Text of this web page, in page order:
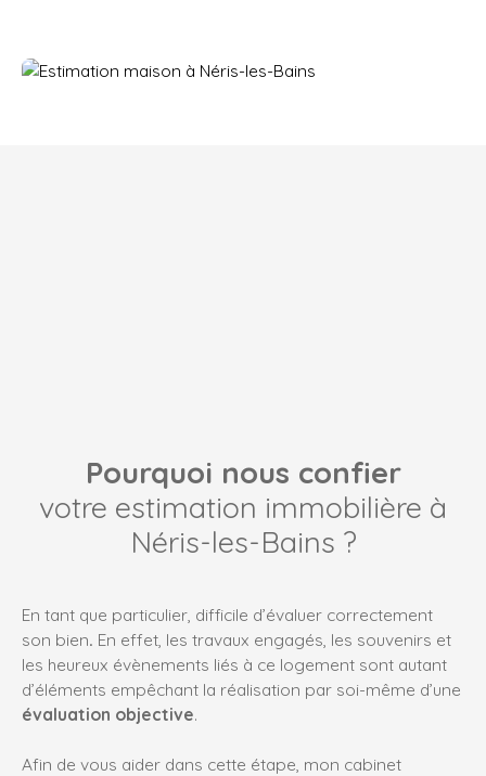
Pourquoi nous confier
votre estimation immobilière à
Néris-les-Bains ?
En tant que particulier, difficile d’évaluer correctement
son bien. En effet, les travaux engagés, les souvenirs et
les heureux évènements liés à ce logement sont autant
d’éléments empêchant la réalisation par soi-même d’une
évaluation objective.
Afin de vous aider dans cette étape, mon cabinet